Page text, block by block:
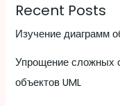
Recent Posts
Изучение диаграмм
Упрощение сложных
объектов UML